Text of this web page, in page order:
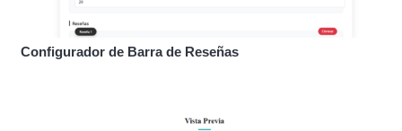
Configurador de Barra de Reseñas